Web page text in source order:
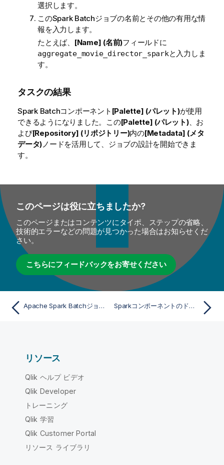
選択します。
このSpark Batchジョブの名前とその他の有用な情
報を入力します。
たとえば、 [Name] (名前)フィールドに
aggregate_movie_director_sparkと入力しま
す。
タスクの結果
Spark Batchコンポーネント [Palette] (パレット)が使用
できるようになりました。この[Palette] (パレット)、お
よび[Repository] (リポジトリー)内の[Metadata] (メタ
データ)ノードを活用して、ジョブの設計を開始できま
す。
このページは役に立ちましたか?
このページまたはコンテンツにタイポ、ステップの省略、
技術的エラーなどの問題が見つかった場合はお知らせくだ
さい。
こちらにフィードバックをお寄せください
Apache Spark Batchジョブを使って映画とディレクターの情報を結合 Sparkコンポーネントのドロップしてリンク
リソース
Qlik ヘルプ ビデオ
Qlik Developer
トレーニング
Qlik 学習
Qlik Customer Portal
リソース ライブラリ